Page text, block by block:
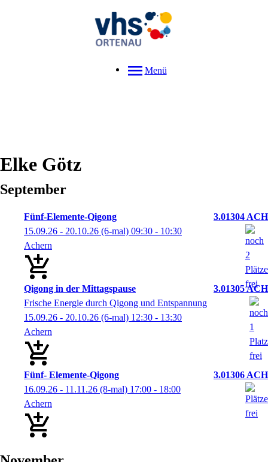
Menü
Elke Götz
September
Fünf-Elemente-Qigong
3.01304 ACH
15.09.26 - 20.10.26 (6-mal) 09:30 - 10:30
Achern
Qigong in der Mittagspause
3.01305 ACH
Frische Energie durch Qigong und Entspannung
15.09.26 - 20.10.26 (6-mal) 12:30 - 13:30
Achern
Fünf- Elemente-Qigong
3.01306 ACH
16.09.26 - 11.11.26 (8-mal) 17:00 - 18:00
Achern